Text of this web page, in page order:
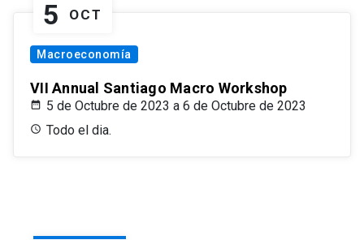
5 OCT
Macroeconomía
VII Annual Santiago Macro Workshop
5 de Octubre de 2023 a 6 de Octubre de 2023
Todo el dia.